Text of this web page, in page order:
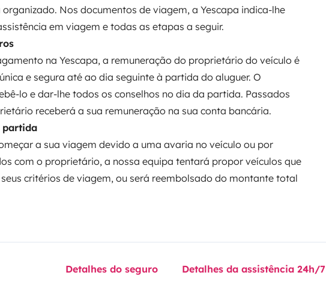
Nos documentos de viagem, a Yescapa indica-lhe
em viagem e todas as etapas a seguir.
na Yescapa, a remuneração do proprietário do veículo é
e segura até ao dia seguinte à partida do aluguer. O
lo e dar-lhe todos os conselhos no dia da partida. Passados
receberá a sua remuneração na sua conta bancária.
partida
a sua viagem devido a uma avaria no veículo ou por
com o proprietário, a nossa equipa tentará propor veículos que
critérios de viagem, ou será reembolsado do montante total
Detalhes do seguro Detalhes da assistência 24h/7
Kit de limpeza
Regulador de velocidade / Cruise Control
Data de circulação
Altura
2,8 m